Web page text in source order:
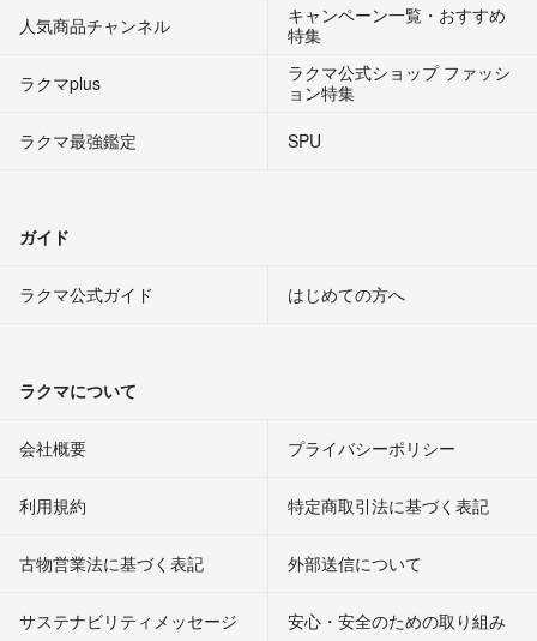
人気商品チャンネル
キャンペーン一覧・おすすめ
特集
ラクマplus
ラクマ公式ショップ ファッシ
ョン特集
ラクマ最強鑑定
SPU
ガイド
ラクマ公式ガイド はじめての方へ
ラクマについて
会社概要 プライバシーポリシー
利用規約 特定商取引法に基づく表記
古物営業法に基づく表記 外部送信について
サステナビリティメッセージ 安心・安全のための取り組み